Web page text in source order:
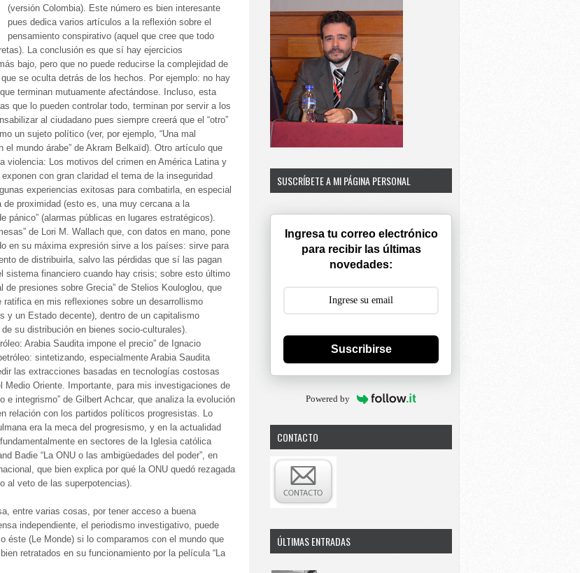
(versión Colombia). Este número es bien interesante
pues dedica varios artículos a la reflexión sobre el
pensamiento conspirativo (aquel que cree que todo
La conclusión es que sí hay ejercicios
bajo, pero que no puede reducirse la complejidad de
se oculta detrás de los hechos. Por ejemplo: no hay
terminan mutuamente afectándose. Incluso, esta
que lo pueden controlar todo, terminan por servir a los
al ciudadano pues siempre creerá que el “otro”
un sujeto político (ver, por ejemplo, “Una mal
mundo árabe” de Akram Belkaïd). Otro artículo que
violencia: Los motivos del crimen en América Latina y
con gran claridad el tema de la inseguridad
experiencias exitosas para combatirla, en especial
proximidad (esto es, una muy cercana a la
pánico” (alarmas públicas en lugares estratégicos).
de Lori M. Wallach que, con datos en mano, pone
en su máxima expresión sirve a los países: sirve para
de distribuirla, salvo las pérdidas que sí las pagan
sistema financiero cuando hay crisis; sobre esto último
presiones sobre Grecia” de Stelios Kouloglou, que
en mis reflexiones sobre un desarrollismo
y un Estado decente), dentro de un capitalismo
su distribución en bienes socio-culturales).
Arabia Saudita impone el precio” de Ignacio
sintetizando, especialmente Arabia Saudita
las extracciones basadas en tecnologías costosas
Oriente. Importante, para mis investigaciones de
e integrismo” de Gilbert Achcar, que analiza la evolución
relación con los partidos políticos progresistas. Lo
era la meca del progresismo, y en la actualidad
en sectores de la Iglesia católica
Badie “La ONU o las ambigüedades del poder”, en
que bien explica por qué la ONU quedó rezagada
al veto de las superpotencias).
entre varias cosas, por tener acceso a buena
independiente, el periodismo investigativo, puede
éste (Le Monde) si lo comparamos con el mundo que
retratados en su funcionamiento por la película “La
SUSCRÍBETE A MI PÁGINA PERSONAL
Ingresa tu correo electrónico
para recibir las últimas
novedades:
Suscribirse
Powered by
CONTACTO
ÚLTIMAS ENTRADAS